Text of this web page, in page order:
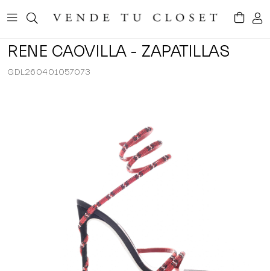
RENE CAOVILLA - ZAPATILLAS
GDL260401057073